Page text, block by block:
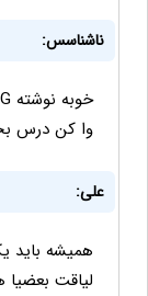
ناشناسس:
وا کن درس
علی:
لیاقت بعضیا همون